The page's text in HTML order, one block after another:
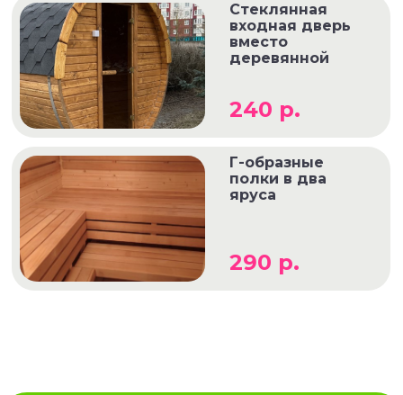
Стеклянная
входная дверь
вместо
деревянной
240 р.
Г-образные
полки в два
яруса
290 р.